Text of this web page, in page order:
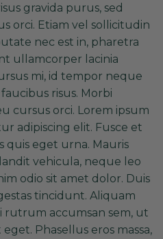
gravida purus, sed
orci. Etiam vel sollicitudin
nec est in, pharetra
ullamcorper lacinia
mi, id tempor neque
risus. Morbi
cursus orci. Lorem ipsum
adipiscing elit. Fusce et
quis eget urna. Mauris
vehicula, neque leo
odio sit amet dolor. Duis
tincidunt. Aliquam
rutrum accumsan sem, ut
Phasellus eros massa,